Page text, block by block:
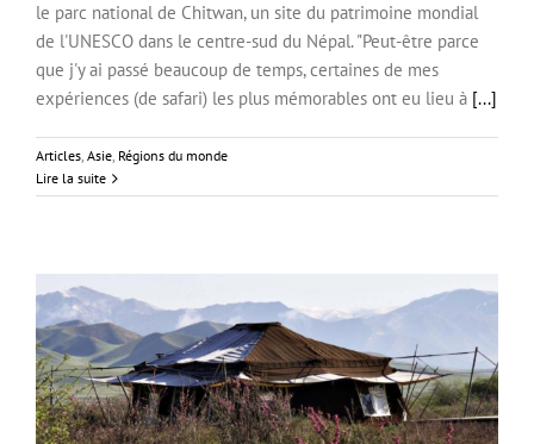
le parc national de Chitwan, un site du patrimoine mondial
de l'UNESCO dans le centre-sud du Népal. "Peut-être parce
que j'y ai passé beaucoup de temps, certaines de mes
expériences (de safari) les plus mémorables ont eu lieu à [...]
Articles, Asie, Régions du monde
Lire la suite